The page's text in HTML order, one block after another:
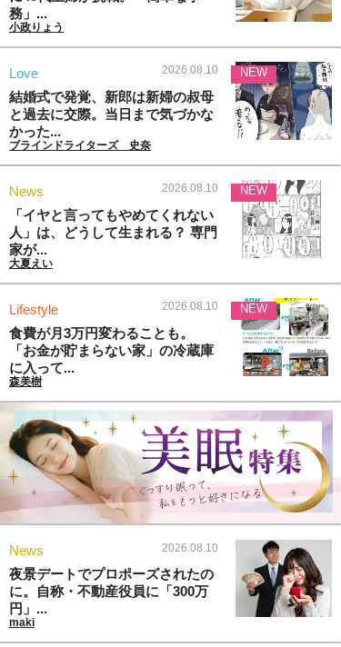
務」...
小政りょう
Love 2026.08.10
結婚式で発覚、新郎は新婦の叔母
と過去に交際。当日まで気づかな
かった...
ブラインドライターズ 史奈
NEW
News 2026.08.10
「イヤと言ってもやめてくれない
人」は、どうして生まれる？ 専門
家が...
大夏えい
NEW
Lifestyle 2026.08.10
食費が月3万円変わることも。
「お金が貯まらない家」の冷蔵庫
に入って...
森美樹
NEW
News 2026.08.10
夜景デートでプロポーズされたの
に。自称・不動産役員に「300万
円」...
maki